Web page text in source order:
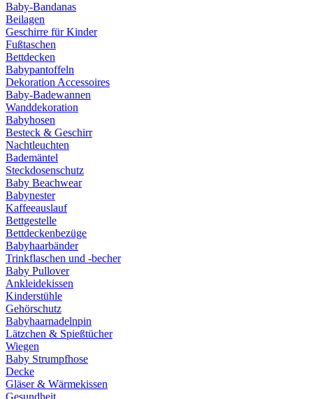
Baby-Bandanas
Beilagen
Geschirre für Kinder
Fußtaschen
Bettdecken
Babypantoffeln
Dekoration Accessoires
Baby-Badewannen
Wanddekoration
Babyhosen
Besteck & Geschirr
Nachtleuchten
Bademäntel
Steckdosenschutz
Baby Beachwear
Babynester
Kaffeeauslauf
Bettgestelle
Bettdeckenbezüge
Babyhaarbänder
Trinkflaschen und -becher
Baby Pullover
Ankleidekissen
Kinderstühle
Gehörschutz
Babyhaarnadelnpin
Lätzchen & Spießtücher
Wiegen
Baby Strumpfhose
Decke
Gläser & Wärmekissen
Gesundheit